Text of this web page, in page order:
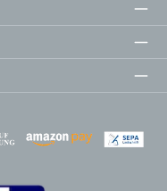
Zahlungsanbieter